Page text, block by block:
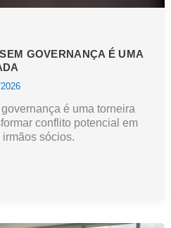
GOVERNANÇA É UMA
é uma torneira
conflito potencial em
sócios.